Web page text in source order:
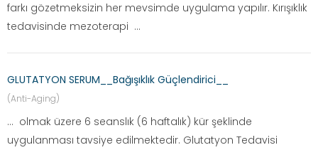
farkı gözetmeksizin her mevsimde uygulama yapılır. Kırışıklık
tedavisinde mezoterapi ...
GLUTATYON SERUM__Bağışıklık Güçlendirici__
(Anti-Aging)
... olmak üzere 6 seanslık (6 haftalık) kür şeklinde
uygulanması tavsiye edilmektedir. Glutatyon Tedavisi